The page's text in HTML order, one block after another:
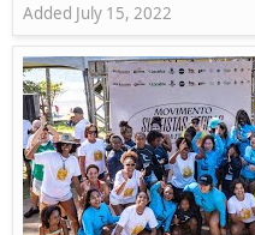
Added July 15, 2022